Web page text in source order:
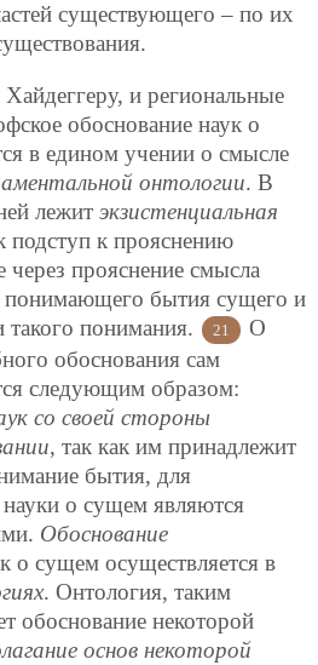
существующего – по их
и региональные
обоснование наук о
в едином учении о смысле
онтологии. В
лежит экзистенциальная
подступ к прояснению
прояснение смысла
понимающего бытия сущего и
понимания.
21
О
обоснования сам
следующим образом:
со своей стороны
, так как им принадлежит
бытия, для
о сущем являются
Обоснование
о сущем осуществляется в
. Онтология, таким
обоснование некоторой
основ некоторой